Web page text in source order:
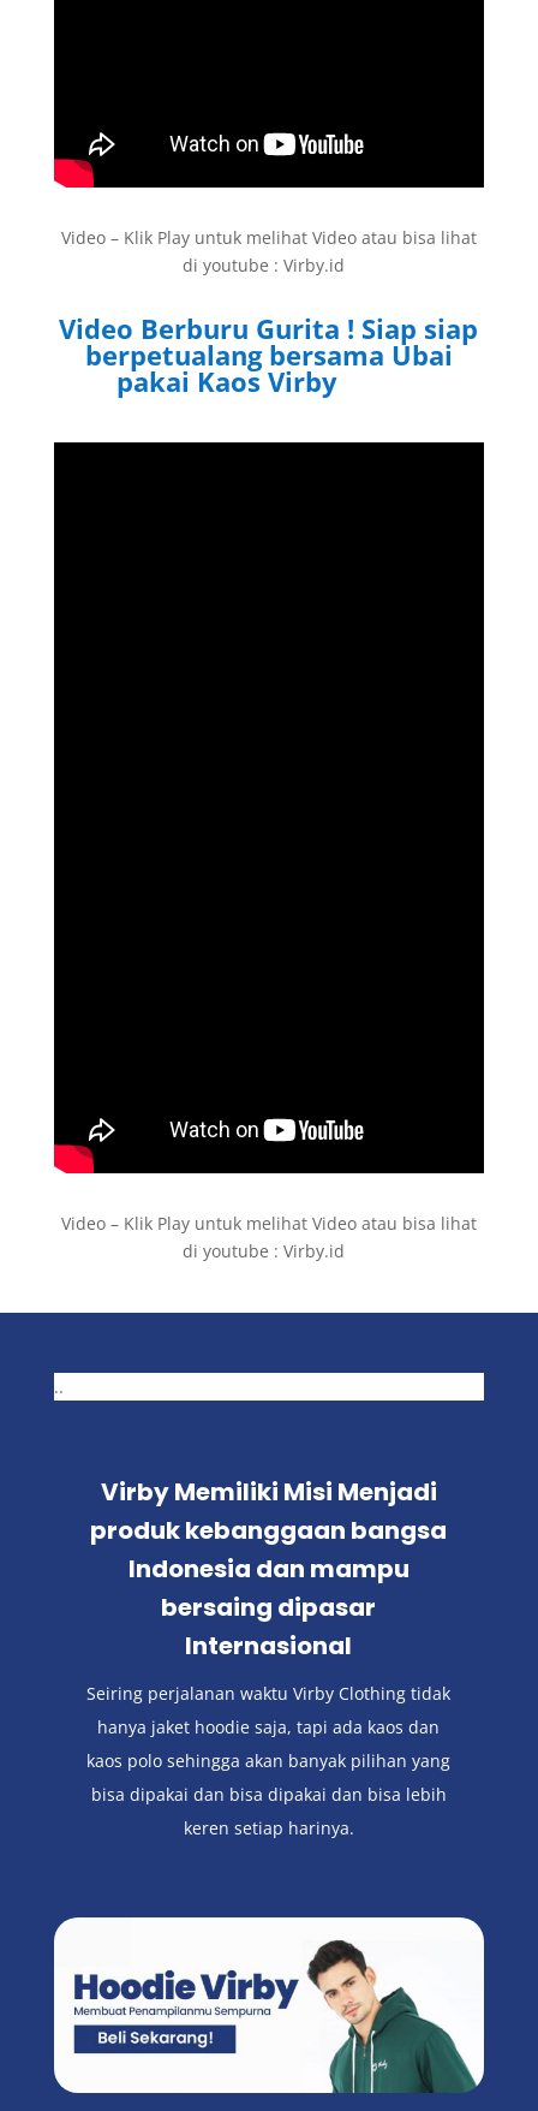
Video – Klik Play untuk melihat Video atau bisa lihat
di youtube : Virby.id
Video Berburu Gurita ! Siap siap
berpetualang bersama Ubai
pakai Kaos Virby
Video – Klik Play untuk melihat Video atau bisa lihat
di youtube : Virby.id
..
Virby Memiliki Misi Menjadi
produk kebanggaan bangsa
Indonesia dan mampu
bersaing dipasar
Internasional
Seiring perjalanan waktu Virby Clothing tidak
hanya jaket hoodie saja, tapi ada kaos dan
kaos polo sehingga akan banyak pilihan yang
bisa dipakai dan bisa dipakai dan bisa lebih
keren setiap harinya.